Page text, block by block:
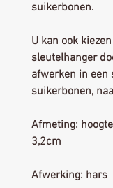
suikerbonen.
U kan ook
sleutelhanger
afwerken in een
suikerbonen,
Afmeting:
3,2cm
Afwerking: hars